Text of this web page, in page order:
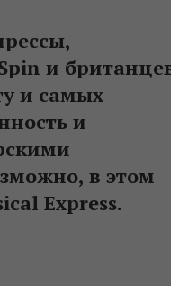
и
и самых
и
в этом
Express.